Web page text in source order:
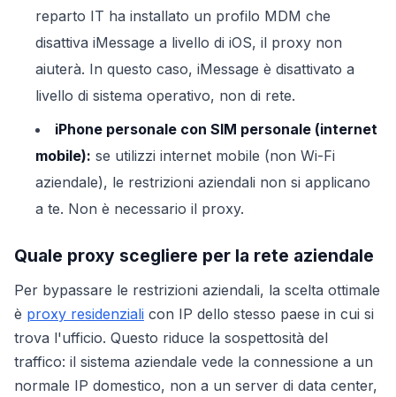
reparto IT ha installato un profilo MDM che
disattiva iMessage a livello di iOS, il proxy non
aiuterà. In questo caso, iMessage è disattivato a
livello di sistema operativo, non di rete.
iPhone personale con SIM personale (internet
mobile): se utilizzi internet mobile (non Wi-Fi
aziendale), le restrizioni aziendali non si applicano
a te. Non è necessario il proxy.
Quale proxy scegliere per la rete aziendale
Per bypassare le restrizioni aziendali, la scelta ottimale
è proxy residenziali con IP dello stesso paese in cui si
trova l'ufficio. Questo riduce la sospettosità del
traffico: il sistema aziendale vede la connessione a un
normale IP domestico, non a un server di data center,